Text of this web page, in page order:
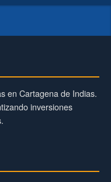
en Cartagena de Indias.
inversiones